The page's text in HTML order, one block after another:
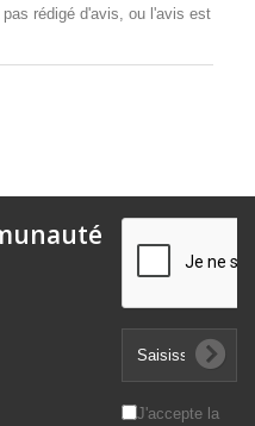
rédigé d'avis, ou l'avis est
J'accepte la